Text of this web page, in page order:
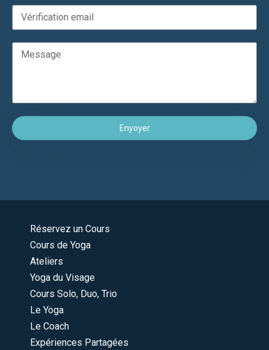
Enyoyer
Réservez un Cours
Cours de Yoga
Ateliers
Yoga du Visage
Cours Solo, Duo, Trio
Le Yoga
Le Coach
Expériences Partagées